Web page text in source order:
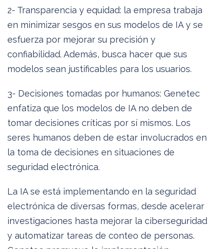
2- Transparencia y equidad: la empresa trabaja
en minimizar sesgos en sus modelos de IA y se
esfuerza por mejorar su precisión y
confiabilidad. Además, busca hacer que sus
modelos sean justificables para los usuarios.
3- Decisiones tomadas por humanos: Genetec
enfatiza que los modelos de IA no deben de
tomar decisiones críticas por sí mismos. Los
seres humanos deben de estar involucrados en
la toma de decisiones en situaciones de
seguridad electrónica.
La IA se está implementando en la seguridad
electrónica de diversas formas, desde acelerar
investigaciones hasta mejorar la ciberseguridad
y automatizar tareas de conteo de personas.